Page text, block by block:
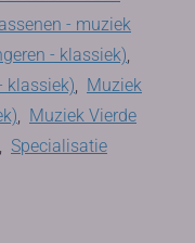
- muziek
- klassiek),
klassiek), Muziek
, Muziek Vierde
, Specialisatie